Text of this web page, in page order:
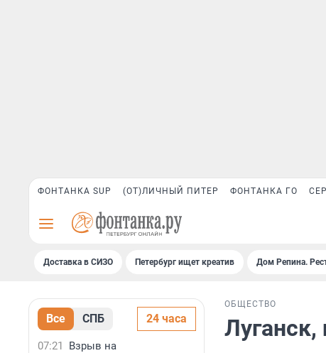
ФОНТАНКА SUP (ОТ)ЛИЧНЫЙ ПИТЕР ФОНТАНКА ГО
Доставка в СИЗО Петербург ищет креатив Дом Репина.
Все СПБ 24 часа
07:21
Взрыв на
ОБЩЕСТВО